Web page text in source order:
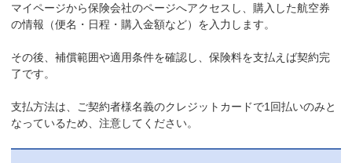
マイページから保険会社のページへアクセスし、購入した航空券
の情報（便名・日程・購入金額など）を入力します。
その後、補償範囲や適用条件を確認し、保険料を支払えば契約完
了です。
支払方法は、ご契約者様名義のクレジットカードで1回払いのみと
なっているため、注意してください。